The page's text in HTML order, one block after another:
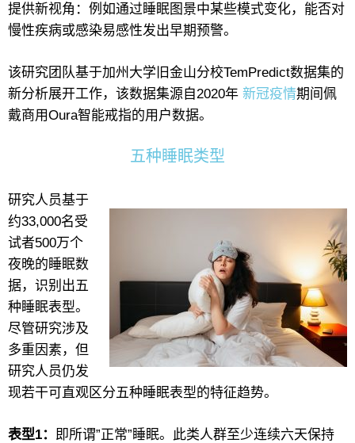
提供新视角：例如通过睡眠图景中某些模式变化，能否对
慢性疾病或感染易感性发出早期预警。
该研究团队基于加州大学旧金山分校TemPredict数据集的
新分析展开工作，该数据集源自2020年 新冠疫情期间佩
戴商用Oura智能戒指的用户数据。
五种睡眠类型
研究人员基于
约33,000名受
试者500万个
夜晚的睡眠数
据，识别出五
种睡眠表型。
尽管研究涉及
多重因素，但
研究人员仍发
现若干可直观区分五种睡眠表型的特征趋势。
表型1： 即所谓”正常”睡眠。此类人群至少连续六天保持